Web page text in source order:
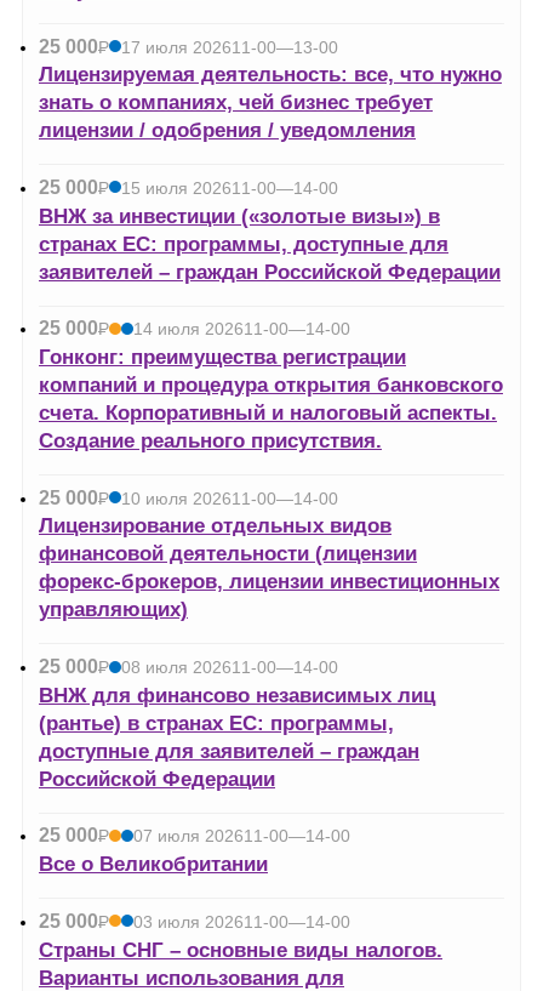
25 000Р
УБ.
17 июля 202611-00—13-00
Лицензируемая деятельность: все, что нужно
знать о компаниях, чей бизнес требует
лицензии / одобрения / уведомления
25 000Р
УБ.
15 июля 202611-00—14-00
ВНЖ за инвестиции («золотые визы») в
странах ЕС: программы, доступные для
заявителей – граждан Российской Федерации
25 000Р
УБ.
14 июля 202611-00—14-00
Гонконг: преимущества регистрации
компаний и процедура открытия банковского
счета. Корпоративный и налоговый аспекты.
Создание реального присутствия.
25 000Р
УБ.
10 июля 202611-00—14-00
Лицензирование отдельных видов
финансовой деятельности (лицензии
форекс-брокеров, лицензии инвестиционных
управляющих)
25 000Р
УБ.
08 июля 202611-00—14-00
ВНЖ для финансово независимых лиц
(рантье) в странах ЕС: программы,
доступные для заявителей – граждан
Российской Федерации
25 000Р
УБ.
07 июля 202611-00—14-00
Все о Великобритании
25 000Р
УБ.
03 июля 202611-00—14-00
Страны СНГ – основные виды налогов.
Варианты использования для